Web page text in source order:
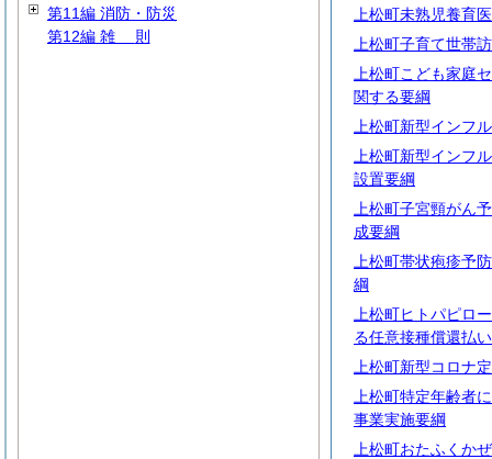
上松町未熟児養育
上松町子育て世帯
上松町こども家庭
関する要綱
上松町新型インフ
上松町新型インフ
設置要綱
上松町子宮頸がん
成要綱
上松町帯状疱疹予
綱
上松町ヒトパピロ
る任意接種償還払
上松町新型コロナ
上松町特定年齢者
事業実施要綱
上松町おたふくか
第11編 消防・防災
第12編 雑 則